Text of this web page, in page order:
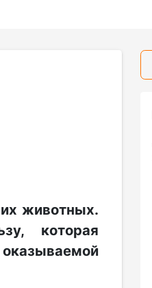
животных.
которая